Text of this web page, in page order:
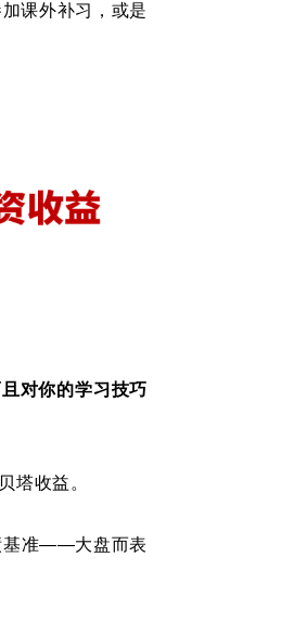
课外补习，或是
对你的学习技巧
塔收益。
基准——大盘而表